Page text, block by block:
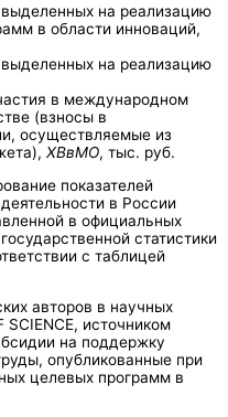
на реализацию
в области инноваций,
на реализацию
в международном
(взносы в
осуществляемые из
ХВвМО, тыс. руб.
показателей
в России
в официальных
статистики
с таблицей
авторов в научных
источником
на поддержку
опубликованные при
целевых программ в